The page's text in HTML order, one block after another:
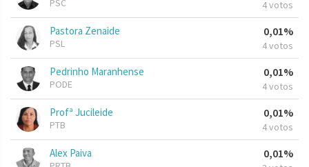
PSC 4 votos
Pastora Zenaide
PSL
0,01%
4 votos
Pedrinho Maranhense
PODE
0,01%
4 votos
Profª Jucileide
PTB
0,01%
4 votos
Alex Paiva 0,01%